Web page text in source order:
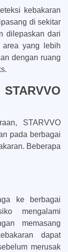
kebakaran
di sekitar
dilepaskan dari
area yang lebih
dengan ruang
STARVVO
pada berbagai
Beberapa
ke berbagai
mengalami
memasang
dapat
merusak